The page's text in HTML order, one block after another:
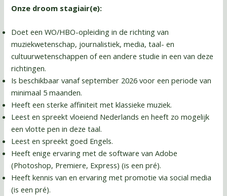
Onze droom stagiair(e):
Doet een WO/HBO-opleiding in de richting van
muziekwetenschap, journalistiek, media, taal- en
cultuurwetenschappen of een andere studie in een van deze
richtingen.
Is beschikbaar vanaf september 2026 voor een periode van
minimaal 5 maanden.
Heeft een sterke affiniteit met klassieke muziek.
Leest en spreekt vloeiend Nederlands en heeft zo mogelijk
een vlotte pen in deze taal.
Leest en spreekt goed Engels.
Heeft enige ervaring met de software van Adobe
(Photoshop, Premiere, Express) (is een pré).
Heeft kennis van en ervaring met promotie via social media
(is een pré).